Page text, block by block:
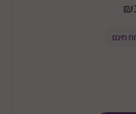
חינם